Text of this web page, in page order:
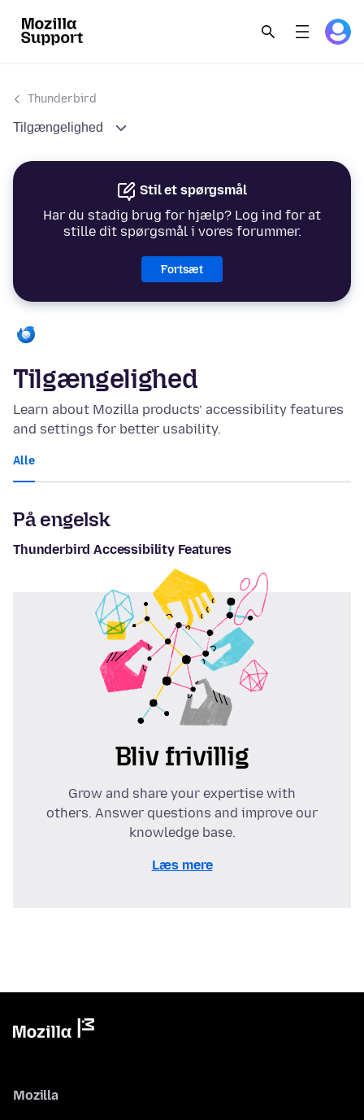
Thunderbird
Tilgængelighed
Stil et spørgsmål
Har du stadig brug for hjælp? Log ind for at
stille dit spørgsmål i vores forummer.
Fortsæt
Tilgængelighed
Learn about Mozilla products’ accessibility features
and settings for better usability.
Alle
På engelsk
Thunderbird Accessibility Features
Bliv frivillig
Grow and share your expertise with
others. Answer questions and improve our
knowledge base.
Læs mere
Mozilla